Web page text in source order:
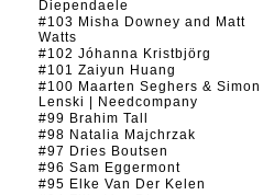
Diependaele
#103 Misha Downey and Matt
Watts
#102 Jóhanna Kristbjörg
#101 Zaiyun Huang
#100 Maarten Seghers & Simon
Lenski | Needcompany
#99 Brahim Tall
#98 Natalia Majchrzak
#97 Dries Boutsen
#96 Sam Eggermont
#95 Elke Van Der Kelen